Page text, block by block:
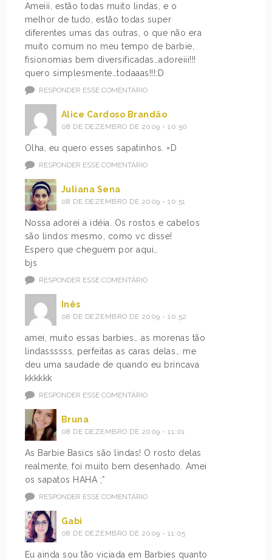
Ameiii, estão todas muito lindas, e o
melhor de tudo, estão todas super
diferentes umas das outras, o que não era
muito comum no meu tempo de barbie,
fisionomias bem diversificadas…adoreiii!!!
quero simplesmente…todaaas!!!:D
RESPONDER ESSE COMENTÁRIO
Alice Cardoso Brandão
08 DE DEZEMBRO DE 2009 - 10:50
Olha, eu quero esses sapatinhos. =D
RESPONDER ESSE COMENTÁRIO
Juliana Sena
08 DE DEZEMBRO DE 2009 - 10:51
Nossa adorei a idéia. Os rostos e cabelos
são lindos mesmo, como vc disse!
Espero que cheguem por aqui…
bjs
RESPONDER ESSE COMENTÁRIO
Inês
08 DE DEZEMBRO DE 2009 - 10:52
amei, muito essas barbies… as morenas tão
lindassssss, perfeitas as caras delas… me
deu uma saudade de quando eu brincava
kkkkkk
RESPONDER ESSE COMENTÁRIO
Bruna
08 DE DEZEMBRO DE 2009 - 11:01
As Barbie Basics são lindas! O rosto delas
realmente, foi muito bem desenhado. Amei
os sapatos HAHA ;*
RESPONDER ESSE COMENTÁRIO
Gabi
08 DE DEZEMBRO DE 2009 - 11:05
Eu ainda sou tão viciada em Barbies quanto